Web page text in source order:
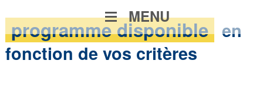
MENU
programmedisponible en
fonction de vos critères